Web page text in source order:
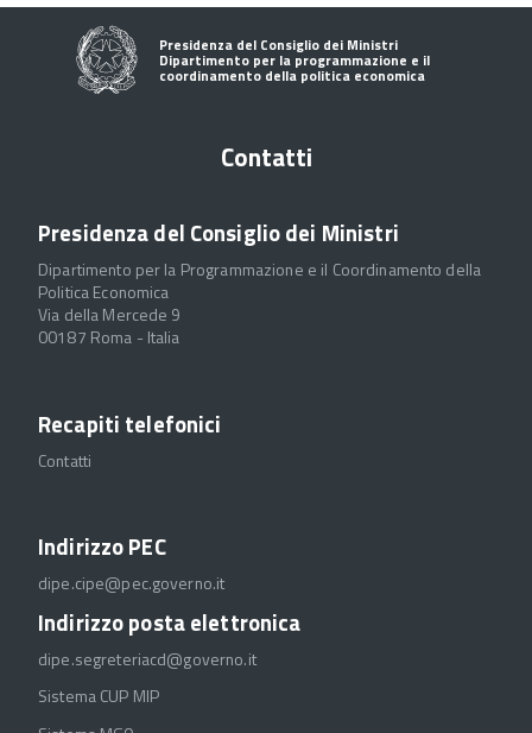
Presidenza del Consiglio dei Ministri
Dipartimento per la programmazione e il
coordinamento della politica economica
Contatti
Presidenza del Consiglio dei Ministri
Dipartimento per la Programmazione e il Coordinamento della
Politica Economica
Via della Mercede 9
00187 Roma - Italia
Recapiti telefonici
Contatti
Indirizzo PEC
dipe.cipe@pec.governo.it
Indirizzo posta elettronica
dipe.segreteriacd@governo.it
Sistema CUP MIP